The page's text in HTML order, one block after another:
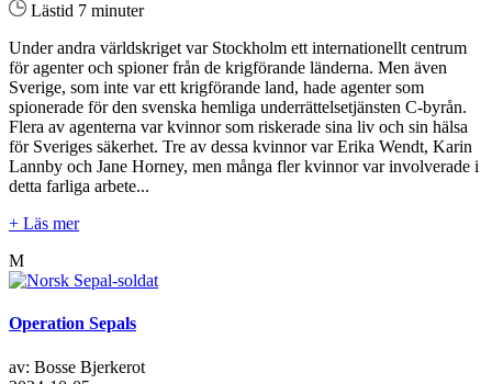
Lästid 7 minuter
Under andra världskriget var Stockholm ett internationellt centrum
för agenter och spioner från de krigförande länderna. Men även
Sverige, som inte var ett krigförande land, hade agenter som
spionerade för den svenska hemliga underrättelsetjänsten C-byrån.
Flera av agenterna var kvinnor som riskerade sina liv och sin hälsa
för Sveriges säkerhet. Tre av dessa kvinnor var Erika Wendt, Karin
Lannby och Jane Horney, men många fler kvinnor var involverade i
detta farliga arbete...
+ Läs mer
M
Operation Sepals
av: Bosse Bjerkerot